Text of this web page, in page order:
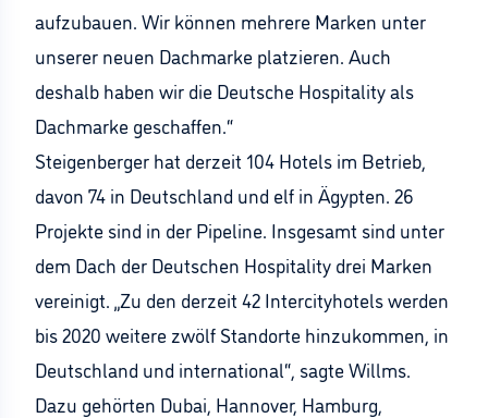
aufzubauen. Wir können mehrere Marken unter
unserer neuen Dachmarke platzieren. Auch
deshalb haben wir die Deutsche Hospitality als
Dachmarke geschaffen.“
Steigenberger hat derzeit 104 Hotels im Betrieb,
davon 74 in Deutschland und elf in Ägypten. 26
Projekte sind in der Pipeline. Insgesamt sind unter
dem Dach der Deutschen Hospitality drei Marken
vereinigt. „Zu den derzeit 42 Intercityhotels werden
bis 2020 weitere zwölf Standorte hinzukommen, in
Deutschland und international“, sagte Willms.
Dazu gehörten Dubai, Hannover, Hamburg,